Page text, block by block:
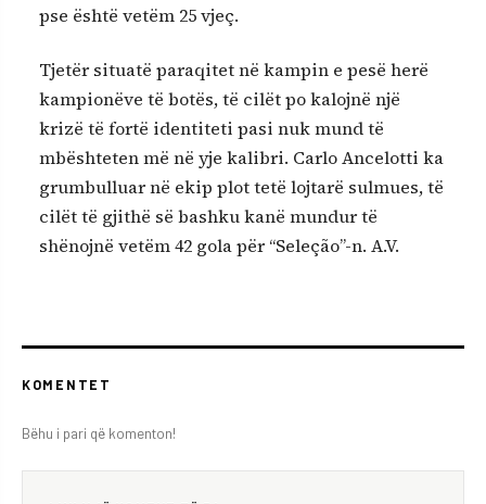
pse është vetëm 25 vjeç.
Tjetër situatë paraqitet në kampin e pesë herë
kampionëve të botës, të cilët po kalojnë një
krizë të fortë identiteti pasi nuk mund të
mbështeten më në yje kalibri. Carlo Ancelotti ka
grumbulluar në ekip plot tetë lojtarë sulmues, të
cilët të gjithë së bashku kanë mundur të
shënojnë vetëm 42 gola për “Seleção”-n. A.V.
KOMENTET
Bëhu i pari që komenton!